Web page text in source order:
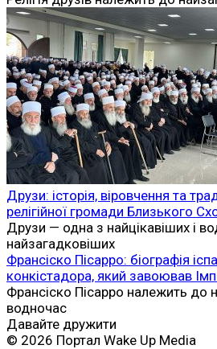
Друзи: історія, віровчення та
релігійної громади Близького
Друзи — одна з найцікавіших і
найзагадковіших
Франсіско Пісарро: біографія
конкістадора, який завоював
Франсіско Пісарро належить до
водночас
Давайте дружити
© 2026 Портал Wake Up Media